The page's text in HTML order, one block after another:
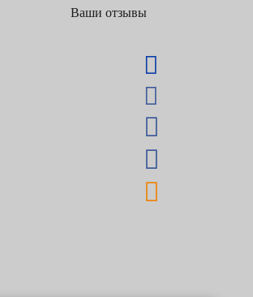
Ваши отзывы